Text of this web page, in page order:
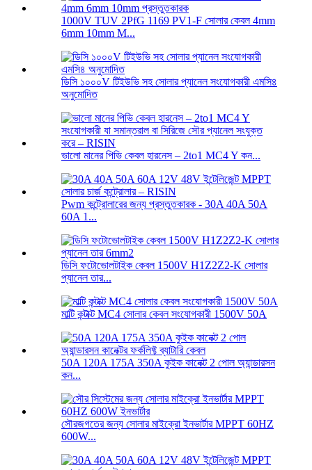
1000V TUV 2PfG 1169 PV1-F সোলার কেবল 4mm
6mm 10mm M...
ডিসি ১০০০V টিইউভি সহ সোলার প্যানেল সংযোগকারী এমসি৪
অনুমোদিত
ভালো মানের পিভি কেবল হারনেস – 2to1 MC4 Y কন...
Pwm কন্ট্রোলারের জন্য প্রস্তুতকারক - 30A 40A 50A
60A 1...
ডিসি ফটোভোলটাইক কেবল 1500V H1Z2Z2-K সোলার
প্যানেল তার...
মাল্টি কন্টাক্ট MC4 সোলার কেবল সংযোগকারী 1500V 50A
50A 120A 175A 350A কুইক কানেক্ট 2 পোল অ্যান্ডারসন
কন...
সৌরজগতের জন্য সোলার মাইক্রো ইনভার্টার MPPT 60HZ
600W...